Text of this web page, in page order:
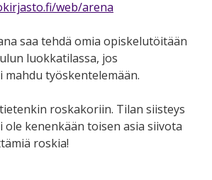
web/arena
saa tehdä omia opiskelutöitään
luokkatilassa, jos
työskentelemään.
roskakoriin. Tilan siisteys
ole kenenkään toisen asia siivota
roskia!